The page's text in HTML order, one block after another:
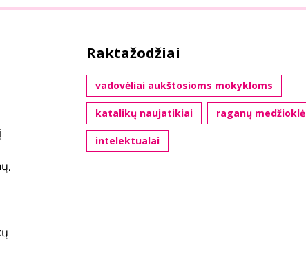
Raktažodžiai
vadovėliai aukštosioms mokykloms
katalikų naujatikiai raganų medžioklė
intelektualai